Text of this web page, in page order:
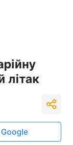
літак
Google